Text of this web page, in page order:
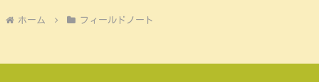
ホーム フィールドノート